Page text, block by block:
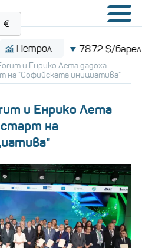
78.72 $/барел
и Енрико Лета дадоха
на "Софийската инициатива"
и Енрико Лета
старт на